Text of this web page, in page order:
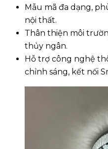
Mẫu mã đa dạng,
nội thất.
Thân thiện môi
thủy ngân.
Hỗ trợ công nghệ
chỉnh sáng, kết nối